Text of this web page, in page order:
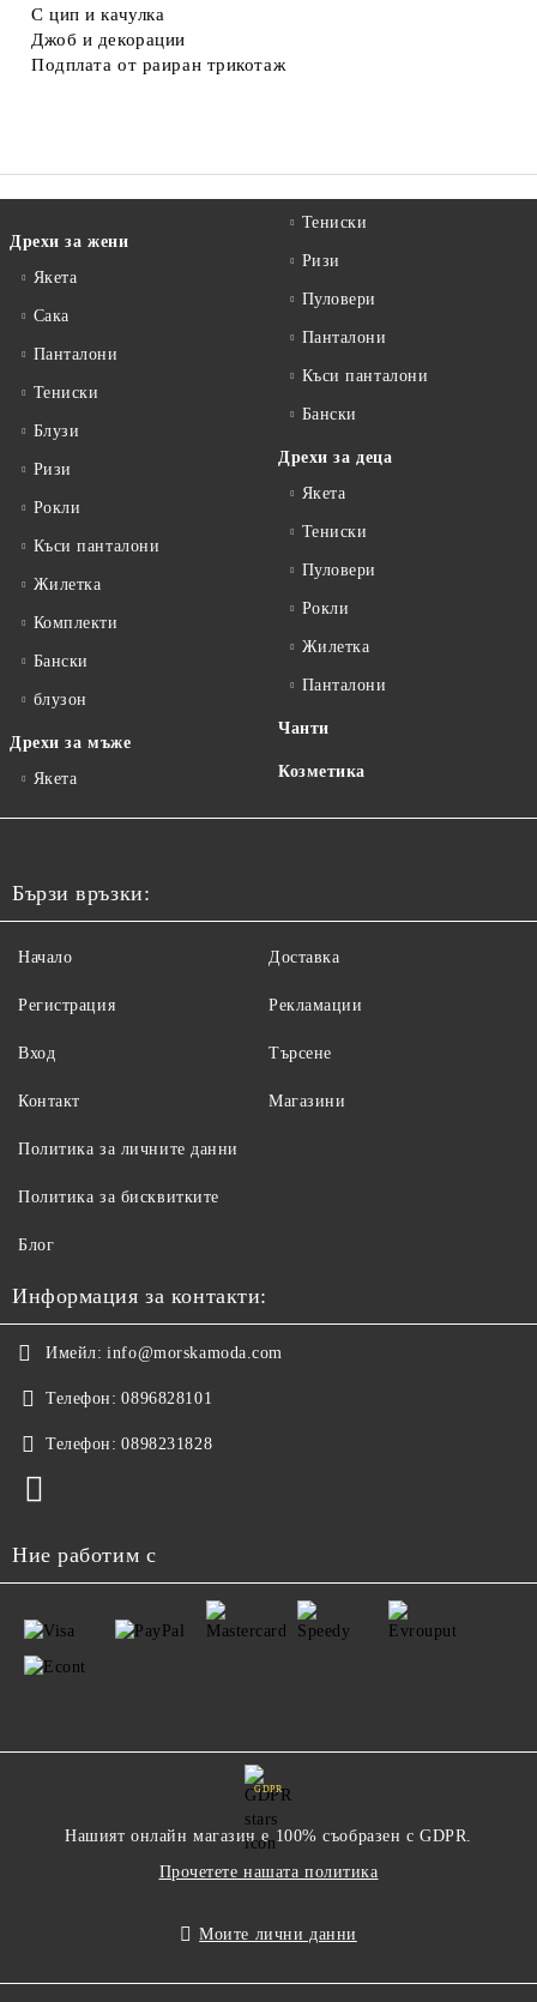
С цип и качулка
Джоб и декорации
Подплата от раиран трикотаж
Дрехи за жени
Якета
Сакa
Панталони
Тениски
Блузи
Ризи
Рокли
Къси панталони
Жилетка
Комплекти
Бански
блузон
Дрехи за мъже
Якета
Тениски
Ризи
Пуловери
Панталони
Къси панталони
Бански
Дрехи за деца
Якета
Тениски
Пуловери
Рокли
Жилетка
Панталони
Чанти
Козметика
Бързи връзки:
Начало
Регистрация
Вход
Контакт
Доставка
Рекламации
Търсене
Магазини
Политика за личните данни
Политика за бисквитките
Блог
Информация за контакти:
Имейл: info@morskamoda.com
Телефон: 0896828101
Телефон: 0898231828
Ние работим с
GDPR
Нашият онлайн магазин е 100% съобразен с GDPR.
Прочетете нашата политика
Моите лични данни